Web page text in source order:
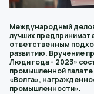
Международный
лучших
ответственным
развитию. Вручение
Люди года - 2023»
промышленной
«Волга»,
промышленности».